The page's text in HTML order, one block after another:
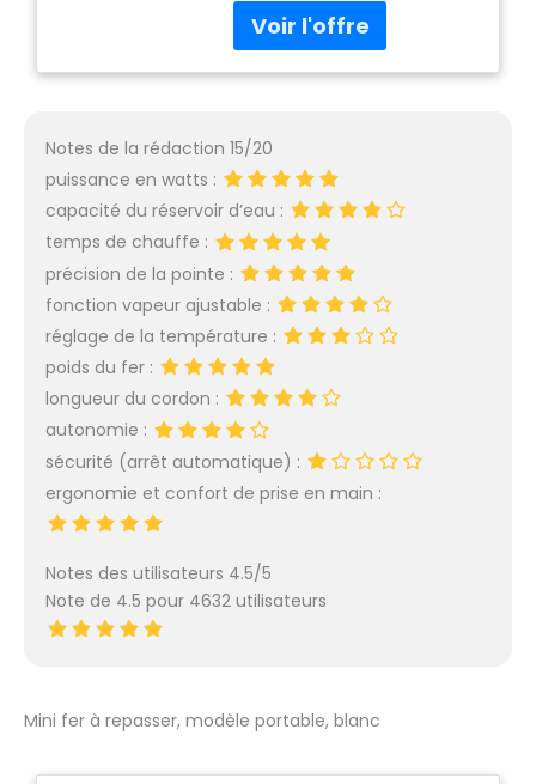
vêtements et apparaitre
impeccable en toute
vapeur afin de faciliter le
repassage des éléments
froissés quel que soit le
type de tissu. La touche à
vapeur est idéalement
située sur le dessus afin
d'améliorer l'ergonomie du
produit. Ce produit est
alimenté avec une semelle
chauffante de 375W ce qui
permet d'obtenir la
température de chauffe
souhaitée très rapidement.
La semelle antiadhésive
permet d'utiliser ce produit
paramètres permettent de
convenir à une multitude
s'enroule avec facilité
Notes de la rédaction 15/20
puissance en watts :
capacité du réservoir d’eau :
temps de chauffe :
précision de la pointe :
fonction vapeur ajustable :
réglage de la température :
poids du fer :
longueur du cordon :
autonomie :
sécurité (arrêt automatique) :
ergonomie et confort de prise en main :
Notes des utilisateurs 4.5/5
Note de 4.5 pour 4632 utilisateurs
Mini fer à repasser, modèle portable, blanc